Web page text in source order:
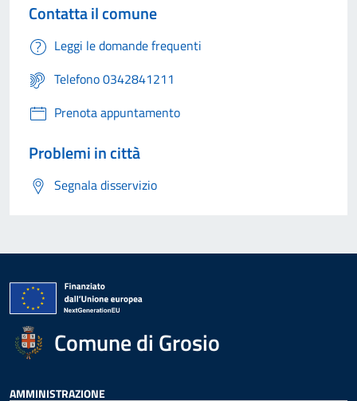
Contatta il comune
Leggi le domande frequenti
Telefono 0342841211
Prenota appuntamento
Problemi in città
Segnala disservizio
Comune di Grosio
AMMINISTRAZIONE